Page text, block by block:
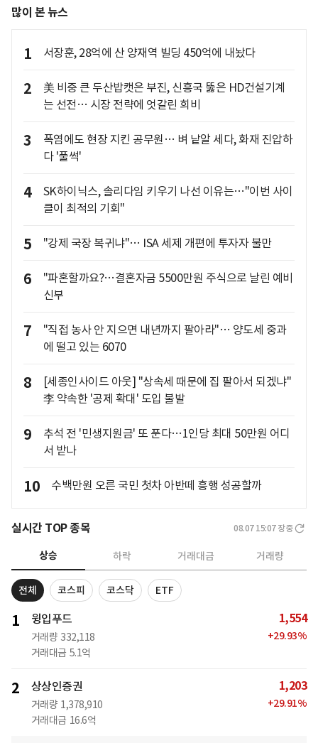
많이 본 뉴스
1 서장훈, 28억에 산 양재역 빌딩 450억에 내놨다
2
美 비중 큰 두산밥캣은 부진, 신흥국 뚫은 HD건설기계
는 선전… 시장 전략에 엇갈린 희비
3
폭염에도 현장 지킨 공무원… 벼 낱알 세다, 화재 진압하
다 '풀썩'
4
SK하이닉스, 솔리다임 키우기 나선 이유는…"이번 사이
클이 최적의 기회"
5 "강제 국장 복귀냐"… ISA 세제 개편에 투자자 불만
6
"파혼할까요?…결혼자금 5500만원 주식으로 날린 예비
신부
7
"직접 농사 안 지으면 내년까지 팔아라"… 양도세 중과
에 떨고 있는 6070
8
[세종인사이드 아웃] "상속세 때문에 집 팔아서 되겠냐"
李 약속한 '공제 확대' 도입 불발
9
추석 전 '민생지원금' 또 푼다…1인당 최대 50만원 어디
서 받나
10 수백만원 오른 국민 첫차 아반떼 흥행 성공할까
실시간 TOP 종목 08.07 15:07 장중
상승 하락 거래대금 거래량
전체 코스피 코스닥 ETF
1 윙입푸드
거래량 332,118
거래대금 5.1억
1,554
+29.93%
2 상상인증권
거래량 1,378,910
거래대금 16.6억
1,203
+29.91%